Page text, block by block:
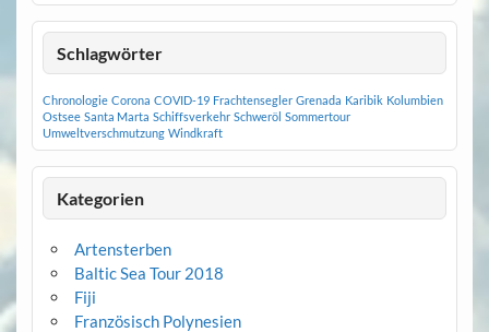
Schlagwörter
Chronologie Corona COVID-19 Frachtensegler Grenada Karibik Kolumbien
Ostsee Santa Marta Schiffsverkehr Schweröl Sommertour
Umweltverschmutzung Windkraft
Kategorien
Artensterben
Baltic Sea Tour 2018
Fiji
Französisch Polynesien